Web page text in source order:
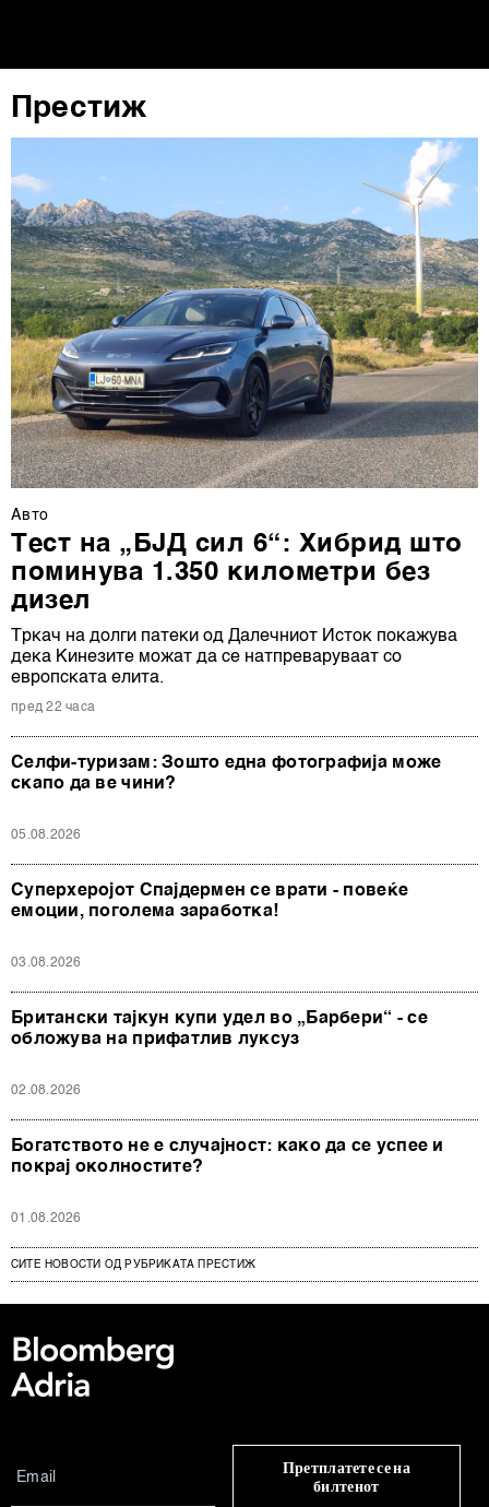
Престиж
Авто
Тест на „БЈД сил 6“: Хибрид што
поминува 1.350 километри без
дизел
Тркач на долги патеки од Далечниот Исток покажува
дека Кинезите можат да се натпреваруваат со
европската елита.
пред 22 часа
Селфи-туризам: Зошто една фотографија може
скапо да ве чини?
05.08.2026
Суперхеројот Спајдермен се врати - повеќе
емоции, поголема заработка!
03.08.2026
Британски тајкун купи удел во „Барбери“ - се
обложува на прифатлив луксуз
02.08.2026
Богатството не е случајност: како да се успее и
покрај околностите?
01.08.2026
СИТЕ НОВОСТИ ОД РУБРИКАТА ПРЕСТИЖ
Претплатете се на
билтенот